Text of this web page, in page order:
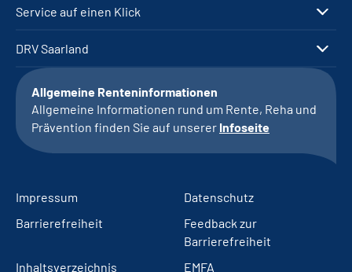
Service auf einen Klick
DRV Saarland
Allgemeine Renteninformationen
Allgemeine Informationen rund um Rente, Reha und
Prävention finden Sie auf unserer Infoseite
Impressum
Datenschutz
Barrierefreiheit
Feedback zur
Barrierefreiheit
Inhaltsverzeichnis
EMFA